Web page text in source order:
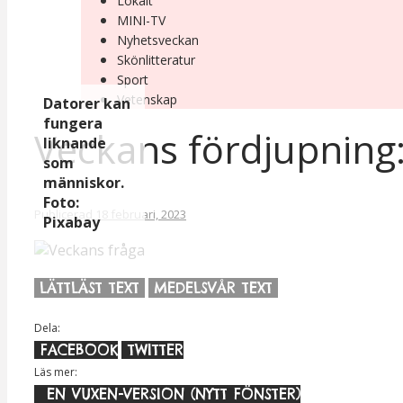
MINI-TV
Nyhetsveckan
Skönlitteratur
Sport
Vetenskap
Veckans
Publicerad 18 februari, 2023
Datorer kan
fungera
liknande
som
människor.
Foto:
Pixabay
LÄTTLÄST TEXT MEDELSVÅR TEXT
Dela:
FACEBOOK TWITTER
Läs mer:
EN VUXEN-VERSION (NYTT FÖNSTER)